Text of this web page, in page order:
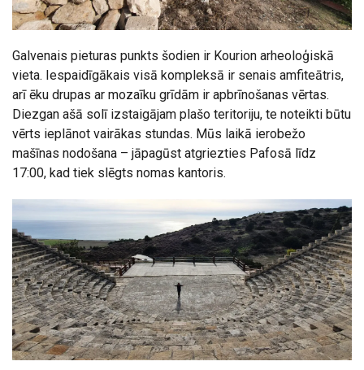
Galvenais pieturas punkts šodien ir Kourion arheoloģiskā
vieta. Iespaidīgākais visā kompleksā ir senais amfiteātris,
arī ēku drupas ar mozaīku grīdām ir apbrīnošanas vērtas.
Diezgan ašā solī izstaigājam plašo teritoriju, te noteikti būtu
vērts ieplānot vairākas stundas. Mūs laikā ierobežo
mašīnas nodošana – jāpagūst atgriezties Pafosā līdz
17:00, kad tiek slēgts nomas kantoris.